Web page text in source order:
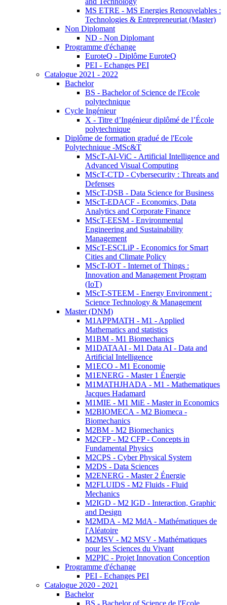
MS ETRE - MS Energies Renouvelables :
Technologies & Entrepreneuriat (Master)
Non Diplomant
ND - Non Diplomant
Programme d'échange
EuroteQ - Diplôme EuroteQ
PEI - Echanges PEI
Catalogue 2021 - 2022
Bachelor
BS - Bachelor of Science de l'Ecole
polytechnique
Cycle Ingénieur
X - Titre d’Ingénieur diplômé de l’École
polytechnique
Diplôme de formation gradué de l'Ecole
Polytechnique -MSc&T
MScT-AI-ViC - Artificial Intelligence and
Advanced Visual Computing
MScT-CTD - Cybersecurity : Threats and
Defenses
MScT-DSB - Data Science for Business
MScT-EDACF - Economics, Data
Analytics and Corporate Finance
MScT-EESM - Environmental
Engineering and Sustainability
Management
MScT-ESCLiP - Economics for Smart
Cities and Climate Policy
MScT-IOT - Internet of Things :
Innovation and Management Program
(IoT)
MScT-STEEM - Energy Environment :
Science Technology & Management
Master (DNM)
M1APPMATH - M1 - Applied
Mathematics and statistics
M1BM - M1 Biomechanics
M1DATAAI - M1 Data AI - Data and
Artificial Intelligence
M1ECO - M1 Economie
M1ENERG - Master 1 Énergie
M1MATHJHADA - M1 - Mathematiques
Jacques Hadamard
M1MIE - M1 MiE - Master in Economics
M2BIOMECA - M2 Biomeca -
Biomechanics
M2BM - M2 Biomechanics
M2CFP - M2 CFP - Concepts in
Fundamental Physics
M2CPS - Cyber Physical System
M2DS - Data Sciences
M2ENERG - Master 2 Énergie
M2FLUIDS - M2 Fluids - Fluid
Mechanics
M2IGD - M2 IGD - Interaction, Graphic
and Design
M2MDA - M2 MdA - Mathématiques de
l'Aléatoire
M2MSV - M2 MSV - Mathématiques
pour les Sciences du Vivant
M2PIC - Projet Innovation Conception
Programme d'échange
PEI - Echanges PEI
Catalogue 2020 - 2021
Bachelor
BS - Bachelor of Science de l'Ecole